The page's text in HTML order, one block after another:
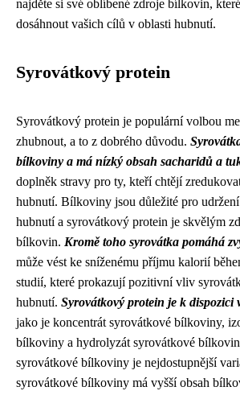
najděte si své oblíbené zdroje bílkovin,
dosáhnout vašich cílů v oblasti hubnutí.
Syrovátkový protein
Syrovátkový protein je populární volbou
zhubnout, a to z dobrého důvodu.
bílkoviny a má nízký obsah sacharidů a
doplněk stravy pro ty, kteří chtějí
hubnutí. Bílkoviny jsou důležité pro
hubnutí a syrovátkový protein je skvělým
bílkovin. Kromě toho syrovátka pomáhá
může vést ke sníženému příjmu kalorií
studií, které prokazují pozitivní vliv
hubnutí. Syrovátkový protein je k dispozici
jako je koncentrát syrovátkové bílkoviny,
bílkoviny a hydrolyzát syrovátkové
syrovátkové bílkoviny je nejdostupnější
syrovátkové bílkoviny má vyšší obsah